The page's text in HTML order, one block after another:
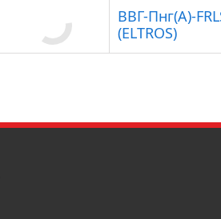
ВВГ-Пнг(А)-
(ELTROS)